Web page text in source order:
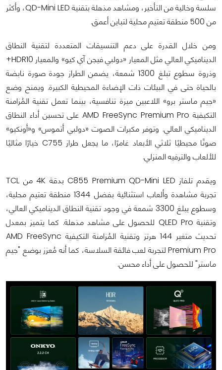
سلسة وخالية من التأخير، ومشاهد مذهلة بتقنية QD-Mini LED، وأكثر
من 500 منطقة تعتيم محلية لتباين أعمق.
ومن خلال القدرة على دعم التنسيقات المتعددة لتقنية النطاق
الديناميكي العالي مثل المعيار «دولبي فيجن آي كيو» والمعيار HDR10+
وذروة سطوع تبلغ 1300 شمعة، يضمن الطراز جودة صورة نابضة
بالحياة حتى في البيئات ذات الإضاءة المحيطية الكبيرة. ويمنح وضع
«جيم ماستر برو» اللاعبين ميزة تنافسية، بينما تعمل تقنية المُزامنة
التكيفية AMD FreeSync Premium Pro على تحسين أداء النطاق
الديناميكي العالي. وتوفر مكبرات الصوت «دولبي أتموس» و«أونكيو»
صوتًا محيطيًا ثلاثي الأبعاد غامرًا، ما يجعل طراز C755 خيارًا مثاليًا
للألعاب والترفيه المنزلي.
ويقدم تلفاز C855 Premium QD-Mini LED بدقة 4K من TCL
تجربة مشاهدة وألعاب استثنائية بفضل 1344 منطقة تعتيم محلية،
وسطوع يبلغ 3300 شمعة في وجود تقنية النطاق الديناميكي العالي،
وتقنية QLED Pro للحصول على مشاهد مذهلة. كما يتميز بمعدل
تحديث متغير 144 هرتز وتقنية المُزامنة التكيفية AMD FreeSync
Premium Pro لتجربة لعب فائقة السلاسة، كما أنه مُعزز بوضع "جيم
ماستر" للحصول على أداء محسن.